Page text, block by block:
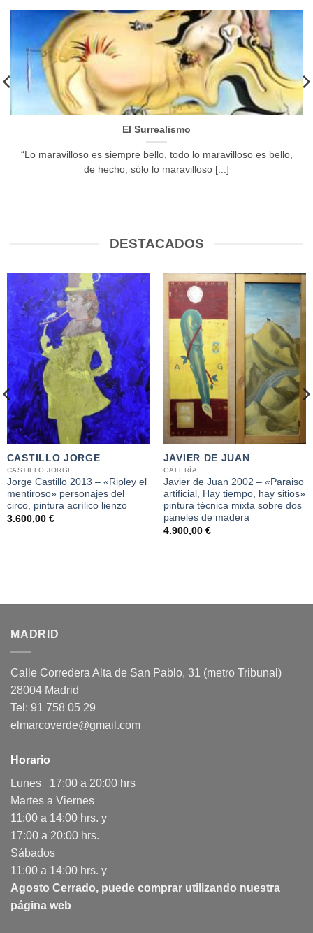
El Surrealismo
“Lo maravilloso es siempre bello, todo lo maravilloso es bello,
de hecho, sólo lo maravilloso [...]
DESTACADOS
CASTILLO JORGE
CASTILLO JORGE
Jorge Castillo 2013 – «Ripley el
mentiroso» personajes del
circo, pintura acrílico lienzo
3.600,00 €
JAVIER DE JUAN
GALERÍA
Javier de Juan 2002 – «Paraiso
artificial, Hay tiempo, hay sitios»
pintura técnica mixta sobre dos
paneles de madera
4.900,00 €
MADRID
Calle Corredera Alta de San Pablo, 31 (metro Tribunal)
28004 Madrid
Tel: 91 758 05 29
elmarcoverde@gmail.com
Horario
Lunes 17:00 a 20:00 hrs
Martes a Viernes
11:00 a 14:00 hrs. y
17:00 a 20:00 hrs.
Sábados
11:00 a 14:00 hrs. y
Agosto Cerrado, puede comprar utilizando nuestra
página web